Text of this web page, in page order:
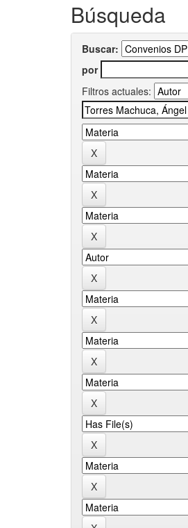
Búsqueda
Buscar:
por
Filtros actuales: